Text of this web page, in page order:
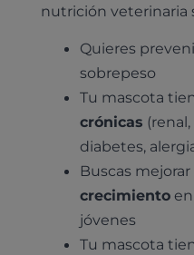
nutrición veterinaria
Quieres
sobrepeso
Tu mascota
crónicas
diabetes,
Buscas
crecimiento
jóvenes
Tu mascota